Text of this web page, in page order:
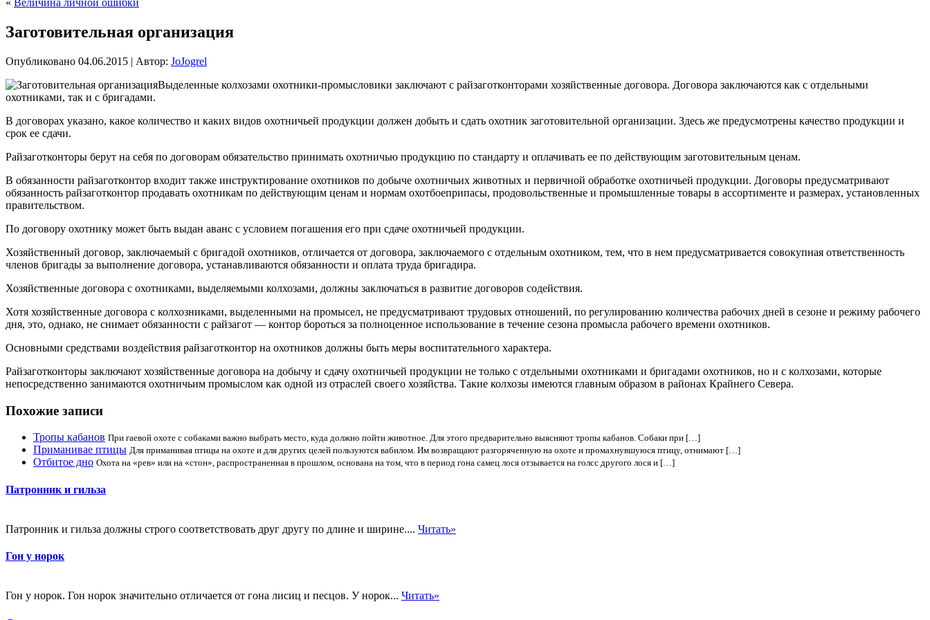
« Величина личной ошибки
Заготовительная организация
Опубликовано 04.06.2015 | Автор: JoJogrel
Выделенные колхозами охотники-промысловики заключают с райзаготконторами хозяйственные договора. Договора заключаются как с отдельными
охотниками, так и с бригадами.
В договорах указано, какое количество и каких видов охотничьей продукции должен добыть и сдать охотник заготовительной организации. Здесь же предусмотрены качество продукции и
срок ее сдачи.
Райзаготконторы берут на себя по договорам обязательство принимать охотничью продукцию по стандарту и оплачивать ее по действующим заготовительным ценам.
В обязанности райзаготконтор входит также инструктирование охотников по добыче охотничьих животных и первичной обработке охотничьей продукции. Договоры предусматривают
обязанность райзаготконтор продавать охотникам по действующим ценам и нормам охотбоеприпасы, продовольственные и промышленные товары в ассортименте и размерах, установленных
правительством.
По договору охотнику может быть выдан аванс с условием погашения его при сдаче охотничьей продукции.
Хозяйственный договор, заключаемый с бригадой охотников, отличается от договора, заключаемого с отдельным охотником, тем, что в нем предусматривается совокупная ответственность
членов бригады за выполнение договора, устанавливаются обязанности и оплата труда бригадира.
Хозяйственные договора с охотниками, выделяемыми колхозами, должны заключаться в развитие договоров содействия.
Хотя хозяйственные договора с колхозниками, выделенными на промысел, не предусматривают трудовых отношений, по регулированию количества рабочих дней в сезоне и режиму рабочего
дня, это, однако, не снимает обязанности с райзагот — контор бороться за полноценное использование в течение сезона промысла рабочего времени охотников.
Основными средствами воздействия райзаготконтор на охотников должны быть меры воспитательного характера.
Райзаготконторы заключают хозяйственные договора на добычу и сдачу охотничьей продукции не только с отдельными охотниками и бригадами охотников, но и с колхозами, которые
непосредственно занимаются охотничьим промыслом как одной из отраслей своего хозяйства. Такие колхозы имеются главным образом в районах Крайнего Севера.
Похожие записи
Тропы кабанов При гаевой охоте с собаками важно выбрать место, куда должно пойти животное. Для этого предварительно выясняют тропы кабанов. Собаки при […]
Приманивае птицы Для приманивая птицы на охоте и для других целей пользуются вабилом. Им возвращают разгоряченную на охоте и промахнувшуюся птицу, отнимают […]
Отбитое дно Охота на «рев» или на «стон», распространенная в прошлом, основана на том, что в период гона самец лося отзывается на голсс другого лося и […]
Патронник и гильза
Патронник и гильза должны строго соответствовать друг другу по длине и ширине.... Читать»
Гон у норок
Гон у норок. Гон норок значительно отличается от гона лисиц и песцов. У норок... Читать»